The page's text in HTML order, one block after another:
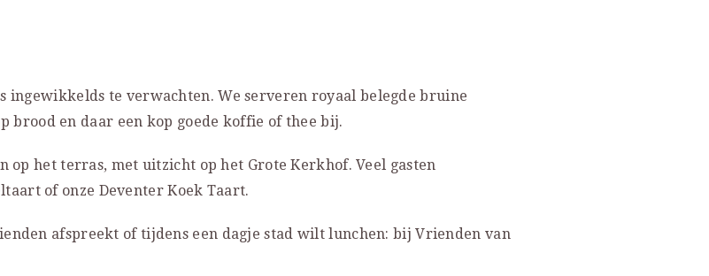
ingewikkelds te verwachten. We serveren royaal belegde bruine
en daar een kop goede koffie of thee bij.
op het terras, met uitzicht op het Grote Kerkhof. Veel gasten
of onze Deventer Koek Taart.
afspreekt of tijdens een dagje stad wilt lunchen: bij Vrienden van